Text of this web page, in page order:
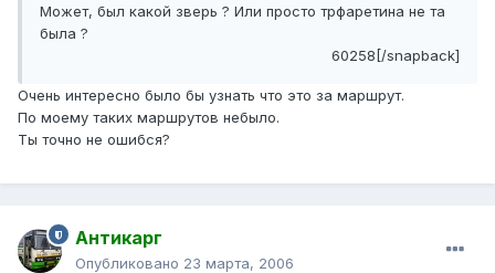
Может, был какой зверь ? Или просто трфаретина не та
была ?
60258[/snapback]
Очень интересно было бы узнать что это за маршрут.
По моему таких маршрутов небыло.
Ты точно не ошибся?
Антикарг
Опубликовано 23 марта, 2006